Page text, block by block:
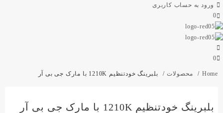
ورود به حساب کاربری
0
0
Home محصولات بلبرینگ خودتنظیم 1210K با مارک جی بی آر
بلبرینگ خودتنظیم 1210K با مارک جی بی آر